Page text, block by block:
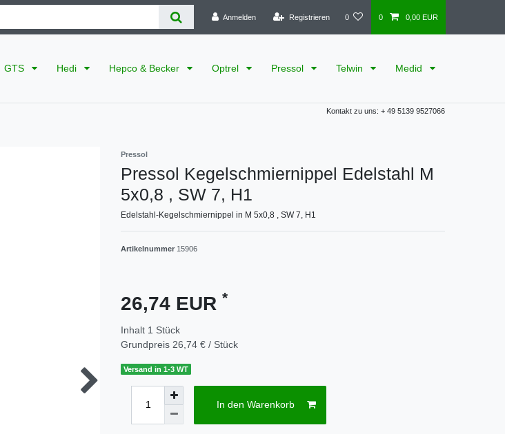
Anmelden Registrieren 0 0 0,00 EUR
GTS Hedi Hepco & Becker Optrel Pressol Telwin Medid
Kontakt zu uns: + 49 5139 9527066
Pressol
Pressol Kegelschmiernippel Edelstahl M
5x0,8 , SW 7, H1
Edelstahl-Kegelschmiernippel in M 5x0,8 , SW 7, H1
Artikelnummer 15906
26,74 EUR *
Inhalt 1 Stück
Grundpreis 26,74 € / Stück
Versand in 1-3 WT
In den Warenkorb